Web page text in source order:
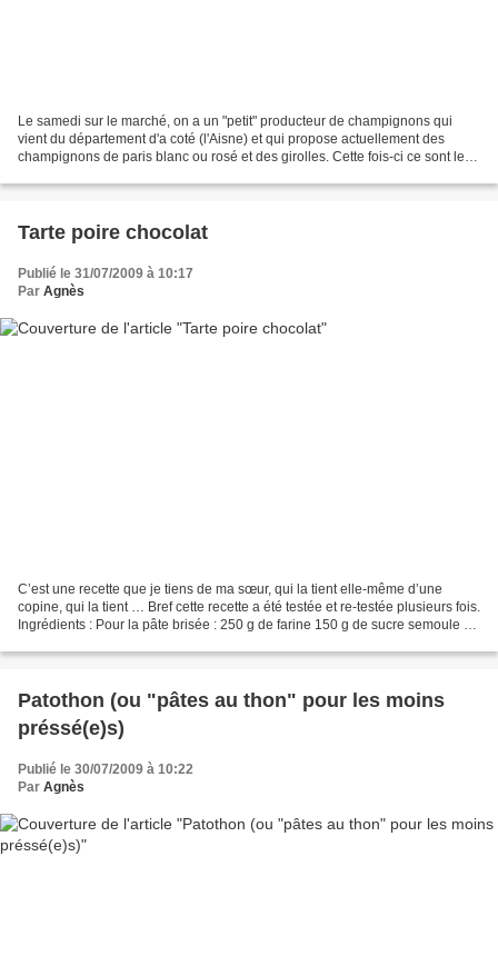
Le samedi sur le marché, on a un "petit" producteur de champignons qui
vient du département d'a coté (l'Aisne) et qui propose actuellement des
champignons de paris blanc ou rosé et des girolles. Cette fois-ci ce sont les
Tarte poire chocolat
Publié le 31/07/2009 à 10:17
Par Agnès
C’est une recette que je tiens de ma sœur, qui la tient elle-même d’une
copine, qui la tient … Bref cette recette a été testée et re-testée plusieurs fois.
Ingrédients : Pour la pâte brisée : 250 g de farine 150 g de sucre semoule 1
Patothon (ou "pâtes au thon" pour les moins
préssé(e)s)
Publié le 30/07/2009 à 10:22
Par Agnès